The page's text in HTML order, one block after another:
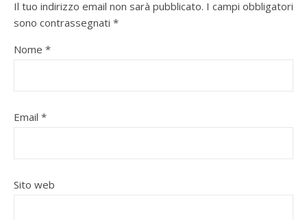
Il tuo indirizzo email non sarà pubblicato. I campi obbligatori
sono contrassegnati *
Nome *
Email *
Sito web